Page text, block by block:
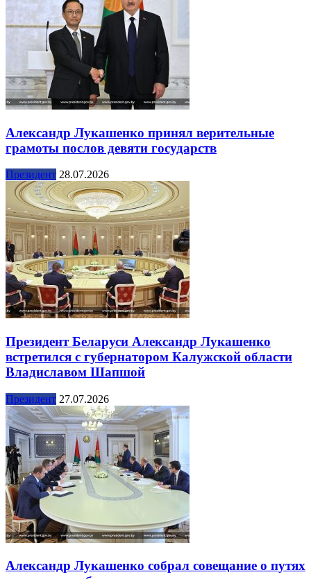
Александр Лукашенко принял верительные
грамоты послов девяти государств
Президент 28.07.2026
Президент Беларуси Александр Лукашенко
встретился с губернатором Калужской области
Владиславом Шапшой
Президент 27.07.2026
Александр Лукашенко собрал совещание о путях